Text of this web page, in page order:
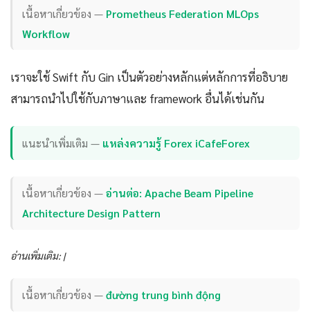
เนื้อหาเกี่ยวข้อง — Prometheus Federation MLOps
Workflow
เราจะใช้ Swift กับ Gin เป็นตัวอย่างหลักแต่หลักการที่อธิบาย
สามารถนำไปใช้กับภาษาและ framework อื่นได้เช่นกัน
แนะนำเพิ่มเติม — แหล่งความรู้ Forex iCafeForex
เนื้อหาเกี่ยวข้อง —อ่านต่อ: Apache Beam Pipeline
Architecture Design Pattern
อ่านเพิ่มเติม: |
เนื้อหาเกี่ยวข้อง —đường trung bình động